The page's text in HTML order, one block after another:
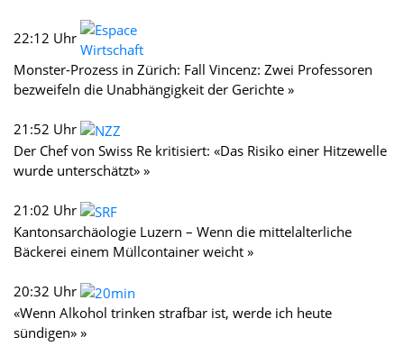
22:12 Uhr
Monster-Prozess in Zürich: Fall Vincenz: Zwei Professoren
bezweifeln die Unabhängigkeit der Gerichte »
21:52 Uhr
Der Chef von Swiss Re kritisiert: «Das Risiko einer Hitzewelle
wurde unterschätzt» »
21:02 Uhr
Kantonsarchäologie Luzern – Wenn die mittelalterliche
Bäckerei einem Müllcontainer weicht »
20:32 Uhr
«Wenn Alkohol trinken strafbar ist, werde ich heute
sündigen» »